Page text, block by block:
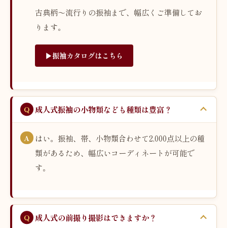
古典柄〜流行りの振袖まで、幅広くご準備してお
ります。
▶︎振袖カタログはこちら
成人式振袖の小物類なども種類は豊富？
はい。振袖、帯、小物類合わせて2,000点以上の種
類があるため、幅広いコーディネートが可能で
す。
成人式の前撮り撮影はできますか？